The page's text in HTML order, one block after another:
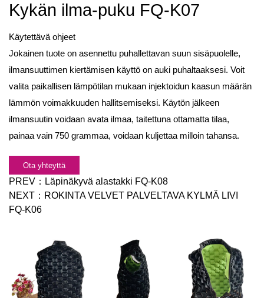
Kykän ilma-puku FQ-K07
Käytettävä ohjeet
Jokainen tuote on asennettu puhallettavan suun sisäpuolelle,
ilmansuuttimen kiertämisen käyttö on auki puhaltaaksesi. Voit
valita paikallisen lämpötilan mukaan injektoidun kaasun määrän
lämmön voimakkuuden hallitsemiseksi. Käytön jälkeen
ilmansuutin voidaan avata ilmaa, taitettuna ottamatta tilaa,
painaa vain 750 grammaa, voidaan kuljettaa milloin tahansa.
Ota yhteyttä
PREV： Läpinäkyvä alastakki FQ-K08
NEXT： ROKINTA VELVET PALVELTAVA KYLMÄ LIVI
FQ-K06